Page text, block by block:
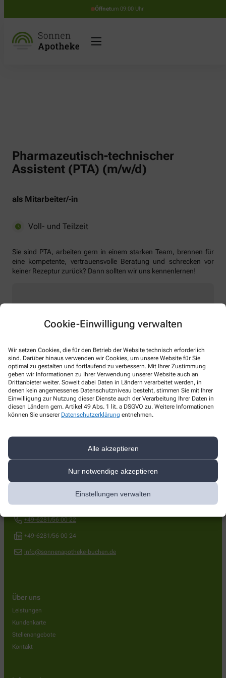
Cookie-Einwilligung verwalten
Wir setzen Cookies, die für den Betrieb der Website technisch erforderlich
sind. Darüber hinaus verwenden wir Cookies, um unsere Website für Sie
optimal zu gestalten und fortlaufend zu verbessern. Mit Ihrer Zustimmung
geben wir Informationen zu Ihrer Verwendung unserer Website auch an
Drittanbieter weiter. Soweit dabei Daten in Ländern verarbeitet werden, in
denen kein angemessenes Datenschutzniveau besteht, stimmen Sie mit Ihrer
Einwilligung zur Nutzung dieser Dienste auch der Verarbeitung Ihrer Daten in
diesen Ländern gem. Artikel 49 Abs. 1 lit. a DSGVO zu. Weitere Informationen
können Sie unserer Datenschutzerklärung entnehmen.
Alle akzeptieren
Nur notwendige akzeptieren
Einstellungen verwalten
Öffnetum 09:00 Uhr
Pharmazeutisch-technischer
Assistent (PTA) (m/w/d)
als Mitarbeiter/-in
Voll- und Teilzeit
Sie sind PTA, arbeiten gern in einem starken Team, brennen für
eine kompetente, vertrauensvolle Beratung und schrecken vor
keiner Rezeptur zurück? Dann sollten wir uns kennenlernen!
→ per Post: Apotheke am Musterplatz, Wilhelmstr. 25,
74722 Buchen
→ persönlich direkt in einer unserer Apotheken
Sonnen-Apotheke
Brucknerstr. 13,74722 Buchen
+49-6281/56 00 22
+49-6281/56 00 24
info@sonnenapotheke-buchen.de
Über uns
Leistungen
Kundenkarte
Stellenangebote
Kontakt